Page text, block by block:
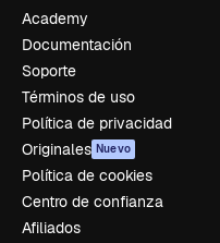
Academy
Documentación
Soporte
Términos de uso
Política de privacidad
Originales Nuevo
Política de cookies
Centro de confianza
Afiliados